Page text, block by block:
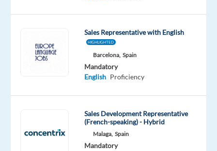
LHH
Proficiency
French
available
Sales Representative with English
HIGHLIGHTED
Barcelona, Spain
Mandatory
English Proficiency
Sales Development Representative
(French-speaking) - Hybrid
Malaga, Spain
Mandatory